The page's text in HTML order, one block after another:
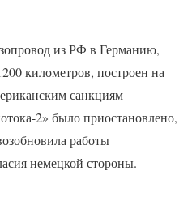
из РФ в Германию,
километров, построен на
санкциям
2» было приостановлено,
работы
немецкой стороны.